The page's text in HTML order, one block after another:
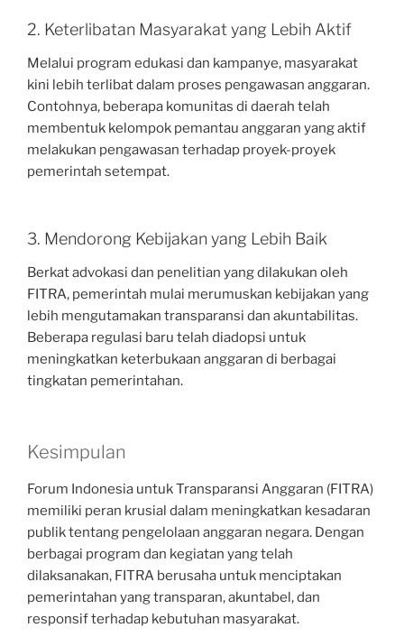
2. Keterlibatan Masyarakat yang Lebih Aktif
Melalui program edukasi dan kampanye, masyarakat
kini lebih terlibat dalam proses pengawasan anggaran.
Contohnya, beberapa komunitas di daerah telah
membentuk kelompok pemantau anggaran yang aktif
melakukan pengawasan terhadap proyek-proyek
pemerintah setempat.
3. Mendorong Kebijakan yang Lebih Baik
Berkat advokasi dan penelitian yang dilakukan oleh
FITRA, pemerintah mulai merumuskan kebijakan yang
lebih mengutamakan transparansi dan akuntabilitas.
Beberapa regulasi baru telah diadopsi untuk
meningkatkan keterbukaan anggaran di berbagai
tingkatan pemerintahan.
Kesimpulan
Forum Indonesia untuk Transparansi Anggaran (FITRA)
memiliki peran krusial dalam meningkatkan kesadaran
publik tentang pengelolaan anggaran negara. Dengan
berbagai program dan kegiatan yang telah
dilaksanakan, FITRA berusaha untuk menciptakan
pemerintahan yang transparan, akuntabel, dan
responsif terhadap kebutuhan masyarakat.